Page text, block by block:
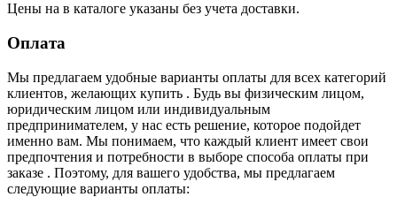
Цены на в каталоге указаны без учета доставки.
Оплата
Мы предлагаем удобные варианты оплаты для всех категорий
клиентов, желающих купить . Будь вы физическим лицом,
юридическим лицом или индивидуальным
предпринимателем, у нас есть решение, которое подойдет
именно вам. Мы понимаем, что каждый клиент имеет свои
предпочтения и потребности в выборе способа оплаты при
заказе . Поэтому, для вашего удобства, мы предлагаем
следующие варианты оплаты: